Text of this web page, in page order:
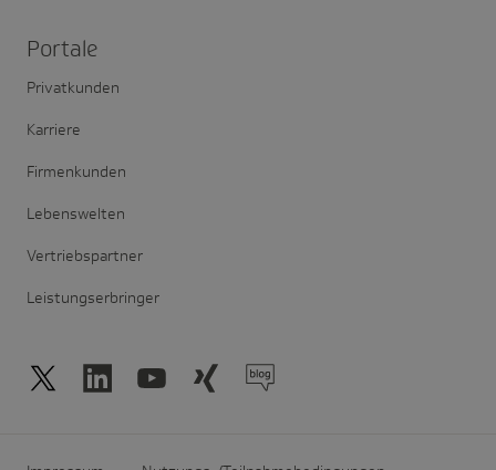
Portale
Privatkunden
Karriere
Firmenkunden
Lebenswelten
Vertriebspartner
Leistungserbringer